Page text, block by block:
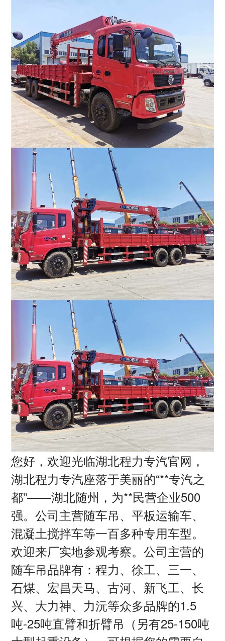
您好，欢迎光临湖北程力专汽官网，
湖北程力专汽座落于美丽的“**专汽之
都”——湖北随州，为**民营企业500
强。公司主营随车吊、平板运输车、
混凝土搅拌车等一百多种专用车型。
欢迎来厂实地参观考察。公司主营的
随车吊品牌有：程力、徐工、三一、
石煤、宏昌天马、古河、新飞工、长
兴、大力神、力沅等众多品牌的1.5
吨-25吨直臂和折臂吊（另有25-150吨